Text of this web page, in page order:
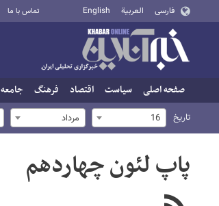
فارسی العربية English تماس با ما
صفحه اصلی سیاست اقتصاد فرهنگ جامعه
تاریخ 16 مرداد
پاپ لئون چهاردهم